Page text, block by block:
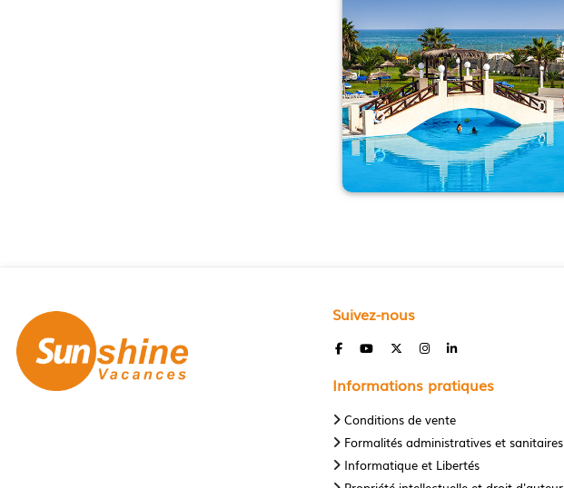
Suivez-nous
Informations pratiques
Conditions de vente
Formalités administratives et sanitaires
Informatique et Libertés